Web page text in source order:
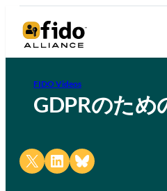
FIDO Videos
GDPRのため
Share on X Share on LinkedIn
Share on Bluesky